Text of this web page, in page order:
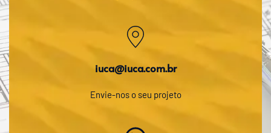
iuca@iuca.com.br
Envie-nos o seu projeto